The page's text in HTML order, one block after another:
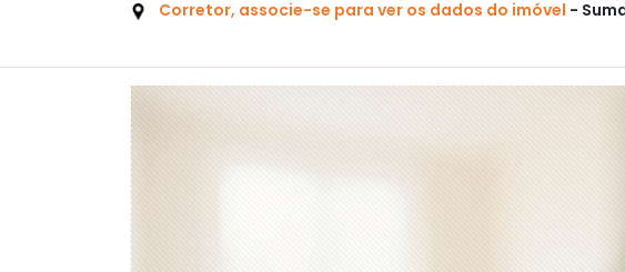
Corretor, associe-se para ver os dados do imóvel -